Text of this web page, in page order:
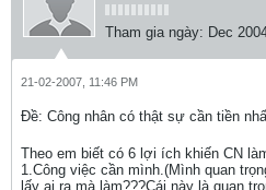
Tham gia ngày: Dec
21-02-2007, 11:46 PM
Ðề: Công nhân có thật sự cần tiền
Theo em biết có 6 lợi ích khiến CN
1.Công việc cần mình.(Mình quan
lấy ai ra mà làm???Cái này là quan